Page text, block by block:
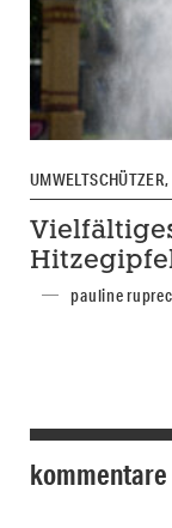
pauline
kommentare